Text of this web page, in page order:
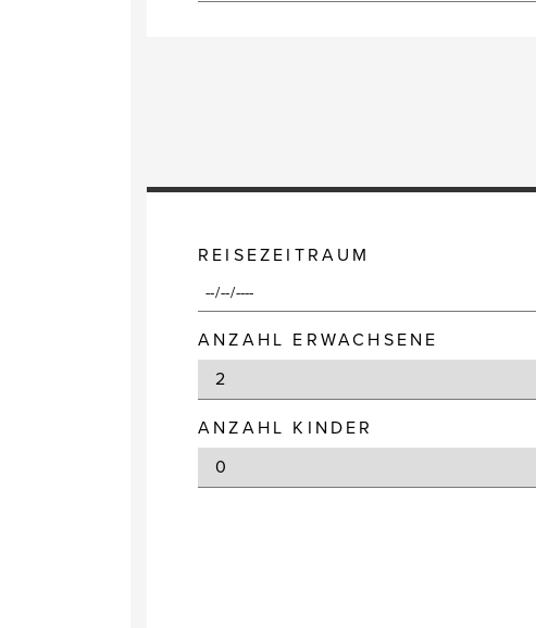
REISEZEITRAUM
ANZAHL ERWACHSENE
ANZAHL KINDER